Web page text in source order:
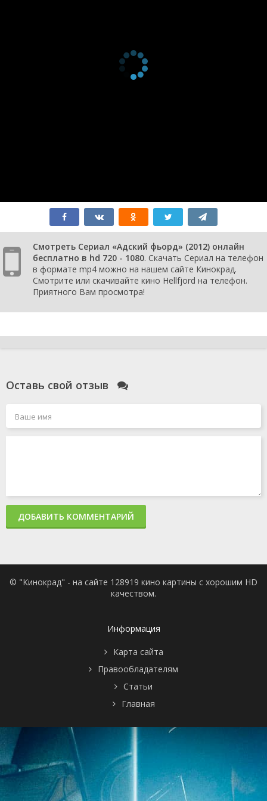
Смотреть Сериал «Адский фьорд» (2012) онлайн
бесплатно в hd 720 - 1080. Скачать Сериал на телефон
в формате mp4 можно на нашем сайте Кинокрад.
Смотрите или скачивайте кино Hellfjord на телефон.
Приятного Вам просмотра!
Оставь свой отзыв
ДОБАВИТЬ КОММЕНТАРИЙ
© "Кинокрад" - на сайте 128919 кино картины с хорошим HD
качеством.
Информация
Карта сайта
Правообладателям
Статьи
Главная